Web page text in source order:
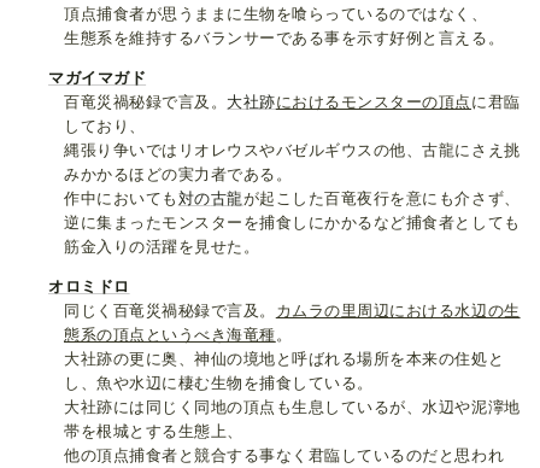
頂点捕食者が思うままに生物を喰らっているのではなく、
生態系を維持するバランサーである事を示す好例と言える。
マガイマガド
百竜災禍秘録で言及。 大社跡におけるモンスターの頂点 に君臨
しており、
縄張り争いではリオレウスやバゼルギウスの他、古龍にさえ挑
みかかるほどの実力者である。
作中においても 対の古龍が起こした百竜夜行を意にも介さず、
逆に集まったモンスターを捕食しにかかるなど捕食者としても
筋金入りの活躍を見せた。
オロミドロ
同じく百竜災禍秘録で言及。 カムラの里周辺における水辺の生
態系の頂点というべき海竜種 。
大社跡の更に奥、神仙の境地と呼ばれる場所を本来の住処と
し、魚や水辺に棲む生物を捕食している。
大社跡には同じく同地の頂点も生息しているが、水辺や泥濘地
帯を根城とする生態上、
他の頂点捕食者と競合する事なく君臨しているのだと思われ